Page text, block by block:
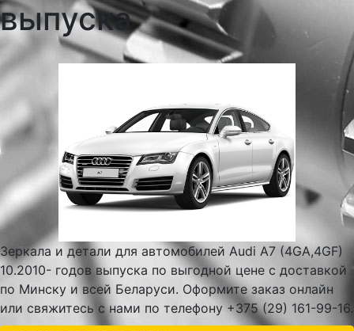
выпуска
Зеркала и детали для автомобилей Audi A7 (4GA,4GF)
10.2010- годов выпуска по выгодной цене с доставкой
по Минску и всей Беларуси. Оформите заказ онлайн
или свяжитесь с нами по телефону +375 (29) 161-99-16.